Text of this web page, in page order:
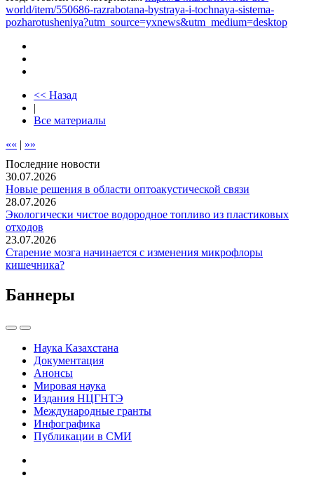
world/item/550686-razrabotana-bystraya-i-tochnaya-sistema-
pozharotusheniya?utm_source=yxnews&utm_medium=desktop
<< Назад
|
Все материалы
«« | »»
Последние новости
30.07.2026
Новые решения в области оптоакустической связи
28.07.2026
Экологически чистое водородное топливо из пластиковых
отходов
23.07.2026
Старение мозга начинается с изменения микрофлоры
кишечника?
Баннеры
Наука Казахстана
Документация
Анонсы
Мировая наука
Издания НЦГНТЭ
Международные гранты
Инфографика
Публикации в СМИ